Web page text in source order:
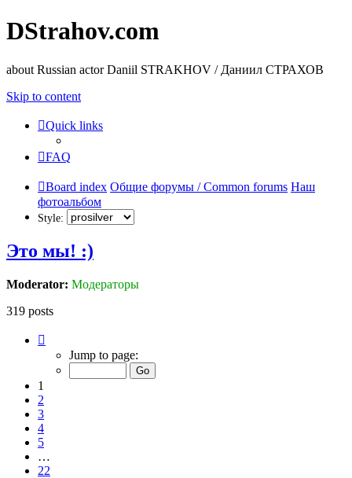
DStrahov.com
about Russian actor Daniil STRAKHOV / Даниил СТРАХОВ
Skip to content
Quick links
FAQ
Board index Общие форумы / Common forums Наш
фотоальбом
Style:
Это мы! :)
Moderator: Модераторы
319 posts
Jump to page:
1
2
3
4
5
…
22